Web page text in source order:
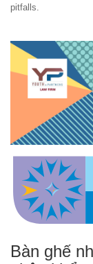
pitfalls.
Bàn ghế